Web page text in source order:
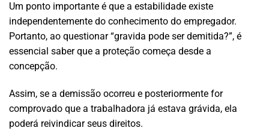
Um ponto importante é que a estabilidade existe
independentemente do conhecimento do empregador.
Portanto, ao questionar “gravida pode ser demitida?”, é
essencial saber que a proteção começa desde a
concepção.
Assim, se a demissão ocorreu e posteriormente for
comprovado que a trabalhadora já estava grávida, ela
poderá reivindicar seus direitos.